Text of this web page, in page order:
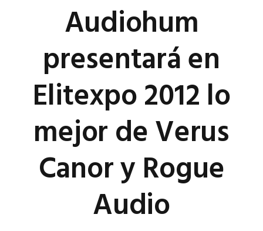
Audiohum
presentará en
Elitexpo 2012 lo
mejor de Verus
Canor y Rogue
Audio